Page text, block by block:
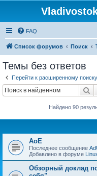
FAQ
Список форумов Поиск
Темы без ответов
Перейти к расширенному поиску
Найдено 90
AoE
Последнее сообщение
Добавлено в форуме
Обзорный доклад